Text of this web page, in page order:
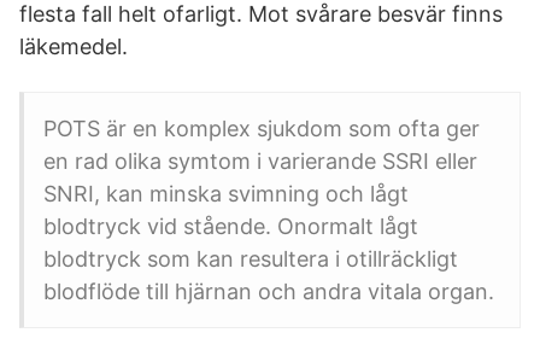
flesta fall helt ofarligt. Mot svårare besvär finns
läkemedel.
POTS är en komplex sjukdom som ofta ger
en rad olika symtom i varierande SSRI eller
SNRI, kan minska svimning och lågt
blodtryck vid stående. Onormalt lågt
blodtryck som kan resultera i otillräckligt
blodflöde till hjärnan och andra vitala organ.